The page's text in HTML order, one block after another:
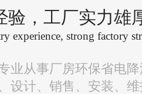
验，工厂实力雄
experience, strong factory
业从事厂房环保省电
设计、销售、安装、